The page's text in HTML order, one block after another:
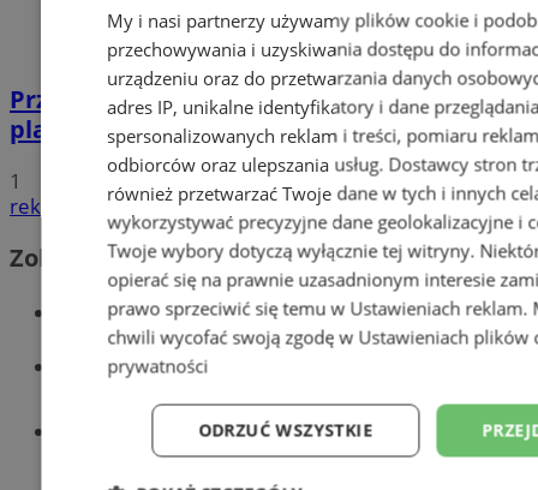
Przyszłość Wodzisławia Śląskiego:
planowane inwestycje na 2025 rok
1
reklama
Zobacz również
Wiadomości kryminalne w Wodzisławiu
Wiadomości lokalne
Tworzenie stron www - Wodzisław
My i nasi partnerzy używamy plików cookie i
przechowywania i uzyskiwania dostępu do
urządzeniu oraz do przetwarzania danych
adres IP, unikalne identyfikatory i dane
spersonalizowanych reklam i treści, pomiaru
odbiorców oraz ulepszania usług. Dostawcy stron
również przetwarzać Twoje dane w tych i innych
wykorzystywać precyzyjne dane geolokalizacyjne i
Twoje wybory dotyczą wyłącznie tej witryny.
opierać się na prawnie uzasadnionym interesie
prawo sprzeciwić się temu w Ustawieniach reklam.
chwili wycofać swoją zgodę w Ustawieniach plików
prywatności
ODRZUĆ WSZYSTKIE